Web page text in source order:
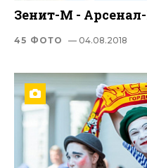
Зенит-М - Арсенал-
45 ФОТО — 04.08.2018